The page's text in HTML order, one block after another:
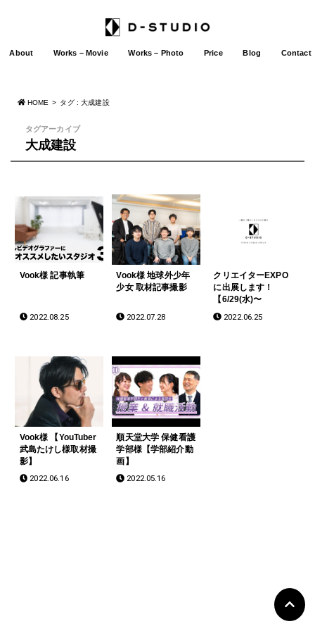
About Works – Movie Works – Photo Price Blog Contact
HOME タグ : 大成建設
タグアーカイブ
大成建設
Vook様 記事執筆
2022.08.25
Vook様 地球外少年
少女 取材記事撮影
2022.07.28
クリエイターEXPO
に出展します！
【6/29(水)〜
7/1(金)@東京ビッグ
サイト】
2022.06.25
Vook様 【YouTuber
武島たけし様取材撮
影】
2022.06.16
順天堂大学 保健看護
学部様【学部紹介動
画】
2022.05.16